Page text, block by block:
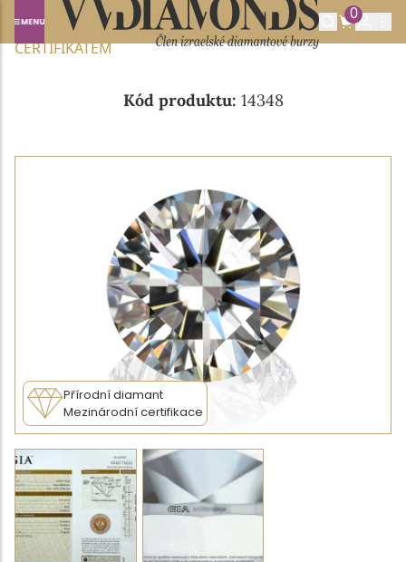
0
Domů NABÍDKA DIAMANTŮ
0.41CT G/VVS2 S GIA
CERTIFIKÁTEM
Kód produktu: 14348
Přírodní diamant
Mezinárodní certifikace